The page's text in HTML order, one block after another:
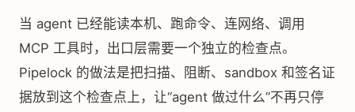
当 agent 已经能读本机、跑命令、连网络、调用
MCP 工具时，出口层需要一个独立的检查点。
Pipelock 的做法是把扫描、阻断、sandbox 和签名证
据放到这个检查点上，让“agent 做过什么”不再只停